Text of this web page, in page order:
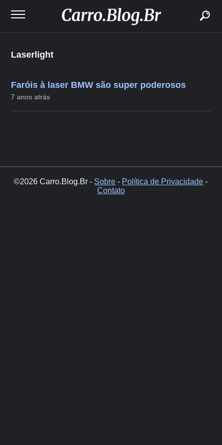
Laserlight
Faróis à laser BMW são super poderosos
7 anos atrás
©2026 Carro.Blog.Br - Sobre - Política de Privacidade -
Contato